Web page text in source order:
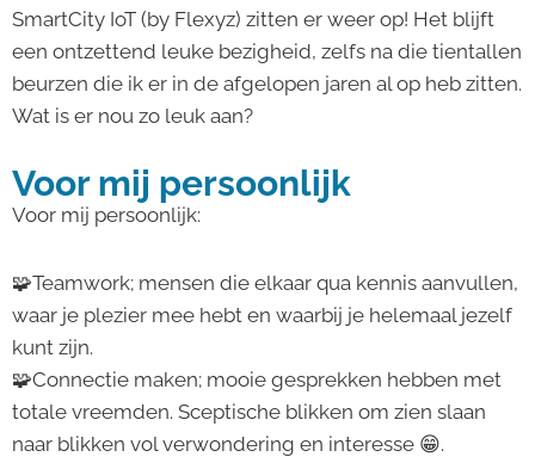
SmartCity IoT (by Flexyz) zitten er weer op! Het blijft
een ontzettend leuke bezigheid, zelfs na die tientallen
beurzen die ik er in de afgelopen jaren al op heb zitten.
Wat is er nou zo leuk aan?
Voor mij persoonlijk
Voor mij persoonlijk:
🧩Teamwork; mensen die elkaar qua kennis aanvullen,
waar je plezier mee hebt en waarbij je helemaal jezelf
kunt zijn.
🧩Connectie maken; mooie gesprekken hebben met
totale vreemden. Sceptische blikken om zien slaan
naar blikken vol verwondering en interesse 😁.